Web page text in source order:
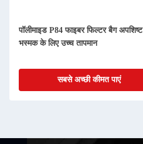
पॉलीमाइड P84 फाइबर फिल्टर बैग अपशिष्ट
भस्मक के लिए उच्च तापमान
सबसे अच्छी कीमत पाएं